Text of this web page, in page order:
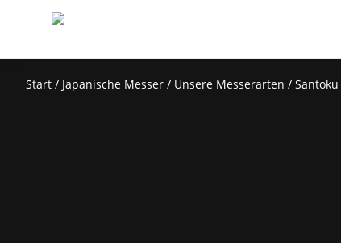
Start / Japanische Messer / Unsere Messerarten / Santoku